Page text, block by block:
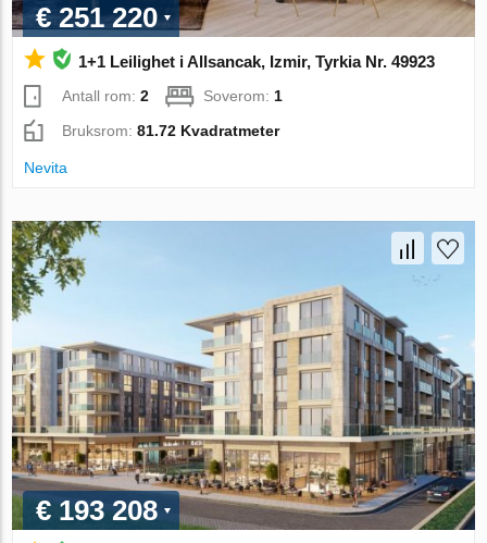
€ 251 220
1+1 Leilighet i Allsancak, Izmir, Tyrkia Nr. 49923
Antall rom:2 Soverom: 1
Bruksrom:81.72 Kvadratmeter
Nevita
€ 193 208